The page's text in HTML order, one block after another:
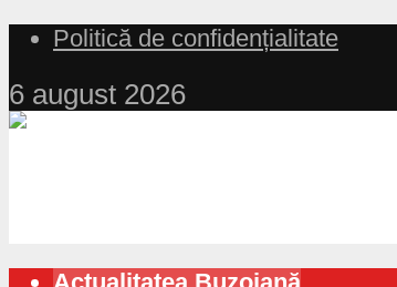
Politică de confidențialitate
6 august 2026